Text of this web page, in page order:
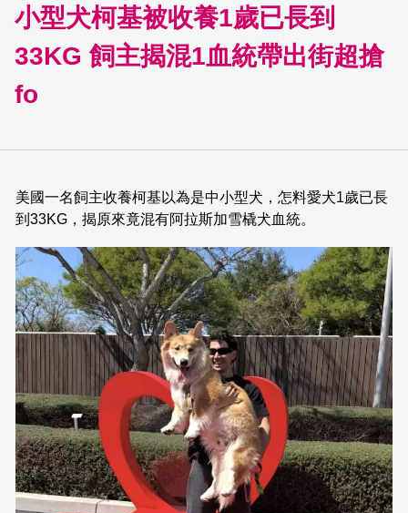
小型犬柯基被收養1歲已長到
33KG 飼主揭混1血統帶出街超搶
fo
美國一名飼主收養柯基以為是中小型犬，怎料愛犬1歲已長
到33KG，揭原來竟混有阿拉斯加雪橇犬血統。